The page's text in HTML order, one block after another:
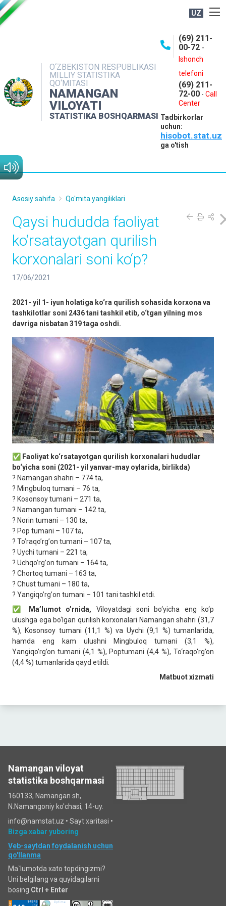
UZ
O‘ZBEKISTON RESPUBLIKASI
MILLIY STATISTIKA
QO‘MITASI
NAMANGAN
VILOYATI
STATISTIKA BOSHQARMASI
(69) 211-
00-72 -
Ishonch
telefoni
(69) 211-
72-00 - Call
Center
Tadbirkorlar
uchun:
hisobot.stat.uz
ga o'tish
NASHRLAR
INTERAKTIV XIZMATLAR
MATBUOT XIZMATI
MUROJAATLAR
Asosiy sahifa Qo'mita yangiliklari
Qaysi hududda faoliyat
ko‘rsatayotgan qurilish
korxonalari soni ko‘p?
17/06/2021
2021- yil 1- iyun holatiga ko‘ra qurilish sohasida korxona va
tashkilotlar soni 2436 tani tashkil etib, o‘tgan yilning mos
davriga nisbatan 319 taga oshdi.
✅ Faoliyat ko‘rsatayotgan qurilish korxonalari hududlar
bo‘yicha soni (2021- yil yanvar-may oylarida, birlikda)
? Namangan shahri – 774 ta,
? Mingbuloq tumani – 76 ta,
? Kosonsoy tumani – 271 ta,
? Namangan tumani – 142 ta,
? Norin tumani – 130 ta,
? Pop tumani – 107 ta,
? Toʼraqoʼrgʼon tumani – 107 ta,
? Uychi tumani – 221 ta,
? Uchqoʼrgʼon tumani – 164 ta,
? Chortoq tumani – 163 ta,
? Chust tumani – 180 ta,
? Yangiqoʼrgʼon tumani – 101 tani tashkil etdi.
✅ Maʼlumot oʼrnida, Viloyatdagi soni bo‘yicha eng ko‘p
ulushga ega bo‘lgan qurilish korxonalari Namangan shahri (31,7
%), Kosonsoy tumani (11,1 %) va Uychi (9,1 %) tumanlarida,
hamda eng kam ulushni Mingbuloq tumani (3,1 %),
Yangiqo’rg’on tumani (4,1 %), Poptumani (4,4 %), To‘raqo‘rg’on
(4,4 %) tumanlarida qayd etildi.
Matbuot xizmati
Namangan viloyat
statistika boshqarmasi
160133, Namangan sh,
N.Namangoniy ko'chasi, 14-uy.
info@namstat.uz • Sayt xaritasi •
Bizga xabar yuboring
Veb-saytdan foydalanish uchun
qo'llanma
Ma`lumotda xato topdingizmi?
Uni belgilang va quyidagilarni
bosing Ctrl + Enter